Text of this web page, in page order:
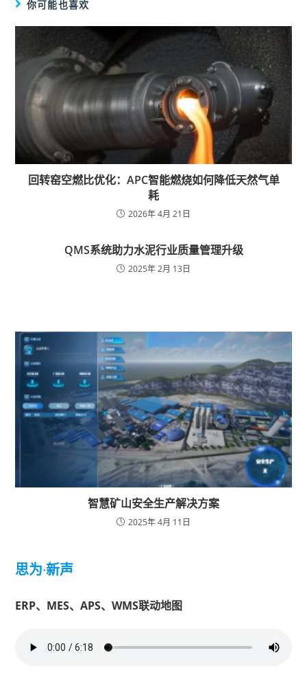
你可能也喜欢
回转窑空燃比优化：APC智能燃烧如何降低天然气单
耗
2026年 4月 21日
QMS系统助力水泥行业质量管理升级
2025年 2月 13日
智慧矿山安全生产解决方案
2025年 4月 11日
思为·新声
ERP、MES、APS、WMS联动地图